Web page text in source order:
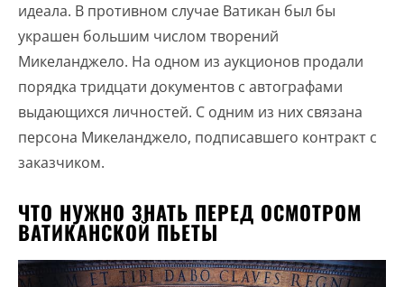
идеала. В противном случае Ватикан был бы
украшен большим числом творений
Микеланджело. На одном из аукционов продали
порядка тридцати документов с автографами
выдающихся личностей. С одним из них связана
персона Микеланджело, подписавшего контракт с
заказчиком.
ЧТО НУЖНО ЗНАТЬ ПЕРЕД ОСМОТРОМ
ВАТИКАНСКОЙ ПЬЕТЫ